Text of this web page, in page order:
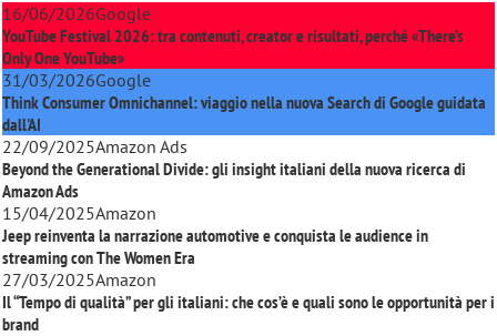
16/06/2026Google
YouTube Festival 2026: tra contenuti, creator e risultati, perché «There’s
Only One YouTube»
31/03/2026Google
Think Consumer Omnichannel: viaggio nella nuova Search di Google guidata
dall'AI
22/09/2025Amazon Ads
Beyond the Generational Divide: gli insight italiani della nuova ricerca di
Amazon Ads
15/04/2025Amazon
Jeep reinventa la narrazione automotive e conquista le audience in
streaming conThe Women Era
27/03/2025Amazon
Il “Tempo di qualità” per gli italiani: che cos’è e quali sono le opportunità per i
brand